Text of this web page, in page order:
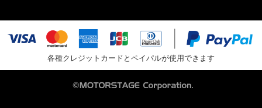
各種クレジットカードとペイパルが使用できます